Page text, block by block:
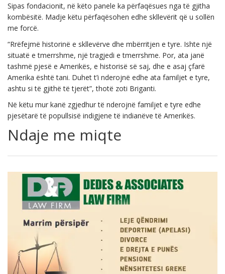
Sipas fondacionit, në këto panele ka përfaqësues nga të gjitha
kombësitë. Madje këtu përfaqësohen edhe skllevërit që u sollën
me forcë.
“Rrëfejmë historinë e skllevërve dhe mbërritjen e tyre. Ishte një
situatë e tmerrshme, një tragjedi e tmerrshme. Por, ata janë
tashmë pjesë e Amerikës, e historisë së saj, dhe e asaj çfarë
Amerika është tani. Duhet t’i nderojnë edhe ata familjet e tyre,
ashtu si të gjithë të tjerët”, thotë zoti Briganti.
Në këtu mur kanë zgjedhur të nderojnë familjet e tyre edhe
pjesëtarë të popullsisë indigjene të indianëve të Amerikës.
Ndaje me miqte